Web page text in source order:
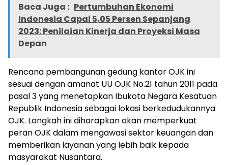
Baca Juga : Pertumbuhan Ekonomi
Indonesia Capai 5,05 Persen Sepanjang
2023: Penilaian Kinerja dan Proyeksi Masa
Depan
Rencana pembangunan gedung kantor OJK ini
sesuai dengan amanat UU OJK No.21 tahun 2011 pada
pasal 3 yang menetapkan Ibukota Negara Kesatuan
Republik Indonesia sebagai lokasi berkedudukannya
OJK. Langkah ini diharapkan akan memperkuat
peran OJK dalam mengawasi sektor keuangan dan
memberikan layanan yang lebih baik kepada
masyarakat Nusantara.